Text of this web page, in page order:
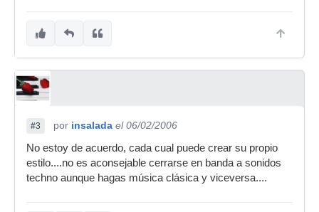
#3 por insalada el 06/02/2006
No estoy de acuerdo, cada cual puede crear su propio
estilo....no es aconsejable cerrarse en banda a sonidos
techno aunque hagas música clásica y viceversa....